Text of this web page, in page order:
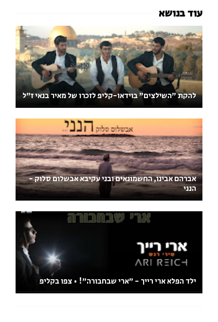
להקת "השילצים" בוידאו-קליפ לזכרו של מאיר בנאי ז"ל
אברהם אבינו, החשמונאים ובני עקיבא אבשלום סלוק -
הנני
ילד הפלא ארי רייך - "ארי שבחבורה"! • צפו בקליפ